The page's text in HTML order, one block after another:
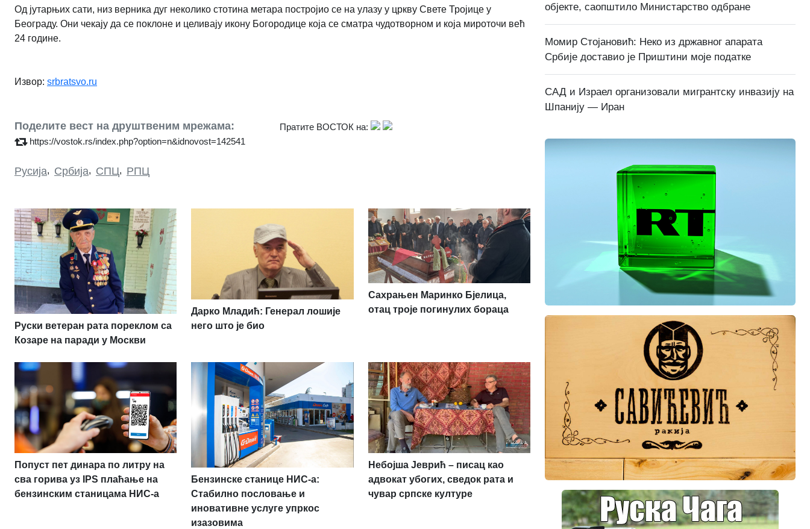
Од јутарњих сати, низ верника дуг неколико стотина метара постројио се на улазу у цркву Свете Тројице у
Београду. Они чекају да се поклоне и целивају икону Богородице која се сматра чудотворном и која мироточи већ
24 године.
Извор: srbratsvo.ru
Поделите вест на друштвеним мрежама:
https://vostok.rs/index.php?option=n&idnovost=142541
Пратите ВОСТОК на:
Русија, Србија, СПЦ, РПЦ
Руски ветеран рата пореклом са
Козаре на паради у Москви
Дарко Младић: Генерал лошије
него што је био
Сахрањен Маринко Бјелица,
отац троје погинулих бораца
Попуст пет динара по литру на
сва горива уз IPS плаћање на
бензинским станицама НИС-а
Бензинске станице НИС-а:
Стабилно пословање и
иновативне услуге упркос
изазовима
Небојша Јеврић – писац као
адвокат убогих, сведок рата и
чувар српске културе
објекте, саопштило Министарство одбране
Момир Стојановић: Неко из државног апарата
Србије доставио је Приштини моје податке
САД и Израел организовали мигрантску инвазију на
Шпанију — Иран